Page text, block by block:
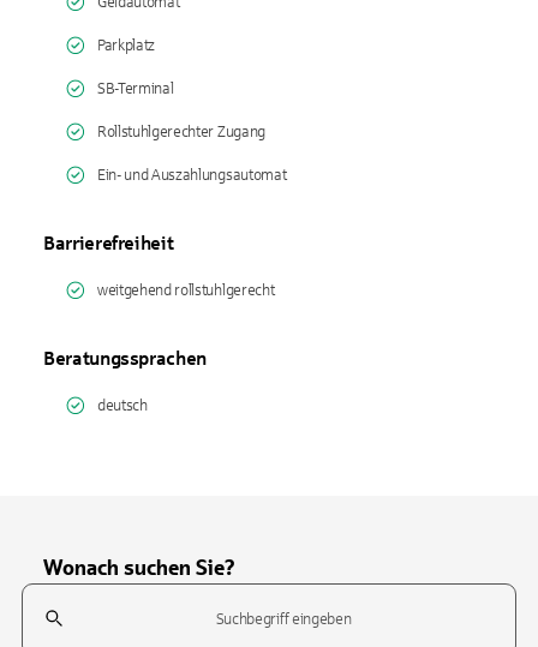
Parkplatz
SB-Terminal
Rollstuhlgerechter Zugang
Ein- und Auszahlungsautomat
Barrierefreiheit
weitgehend rollstuhlgerecht
Beratungssprachen
deutsch
Wonach suchen Sie?
Suchfeld